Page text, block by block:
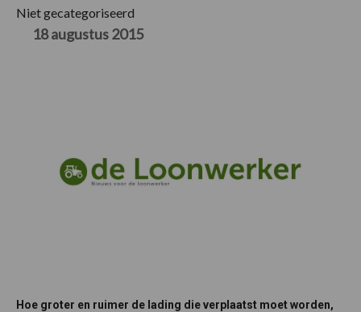
Niet gecategoriseerd
18 augustus 2015
Hoe groter en ruimer de lading die verplaatst moet worden,